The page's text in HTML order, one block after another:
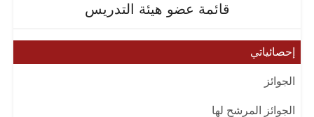
قائمة عضو هيئة التدريس
إحصائياتي
الجوائز
الجوائز المرشح لها